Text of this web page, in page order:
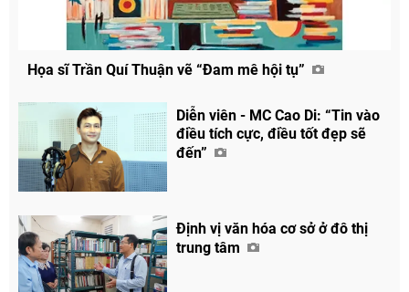
Họa sĩ Trần Quí Thuận vẽ “Đam mê hội tụ”
Diễn viên - MC Cao Di: “Tin vào
điều tích cực, điều tốt đẹp sẽ
đến”
Định vị văn hóa cơ sở ở đô thị
trung tâm